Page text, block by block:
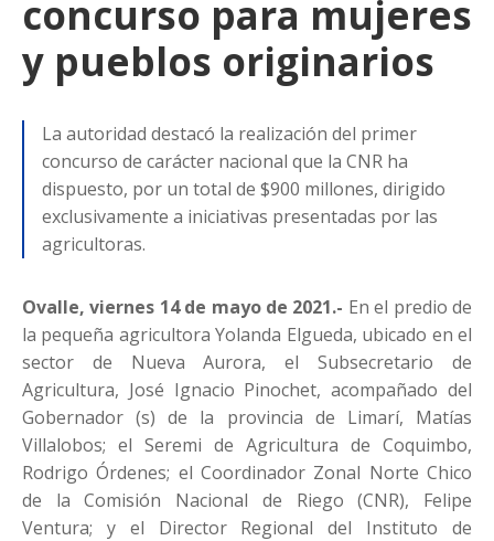
concurso para mujeres
y pueblos originarios
La autoridad destacó la realización del primer
concurso de carácter nacional que la CNR ha
dispuesto, por un total de $900 millones, dirigido
exclusivamente a iniciativas presentadas por las
agricultoras.
Ovalle, viernes 14 de mayo de 2021.- En el predio de
la pequeña agricultora Yolanda Elgueda, ubicado en el
sector de Nueva Aurora, el Subsecretario de
Agricultura, José Ignacio Pinochet, acompañado del
Gobernador (s) de la provincia de Limarí, Matías
Villalobos; el Seremi de Agricultura de Coquimbo,
Rodrigo Órdenes; el Coordinador Zonal Norte Chico
de la Comisión Nacional de Riego (CNR), Felipe
Ventura; y el Director Regional del Instituto de